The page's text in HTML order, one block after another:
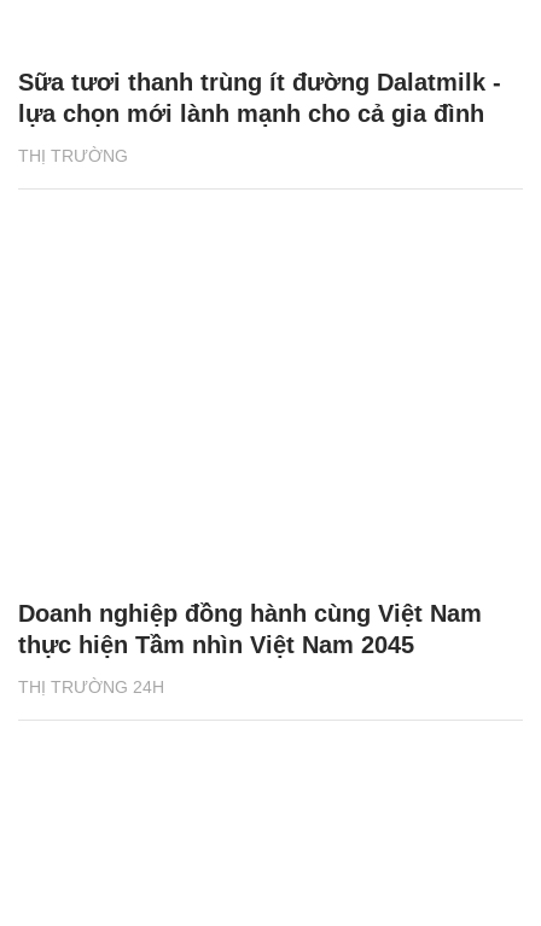
THỊ TRƯỜNG
Sữa tươi thanh trùng ít đường Dalatmilk -
lựa chọn mới lành mạnh cho cả gia đình
THỊ TRƯỜNG 24H
Doanh nghiệp đồng hành cùng Việt Nam
thực hiện Tầm nhìn Việt Nam 2045